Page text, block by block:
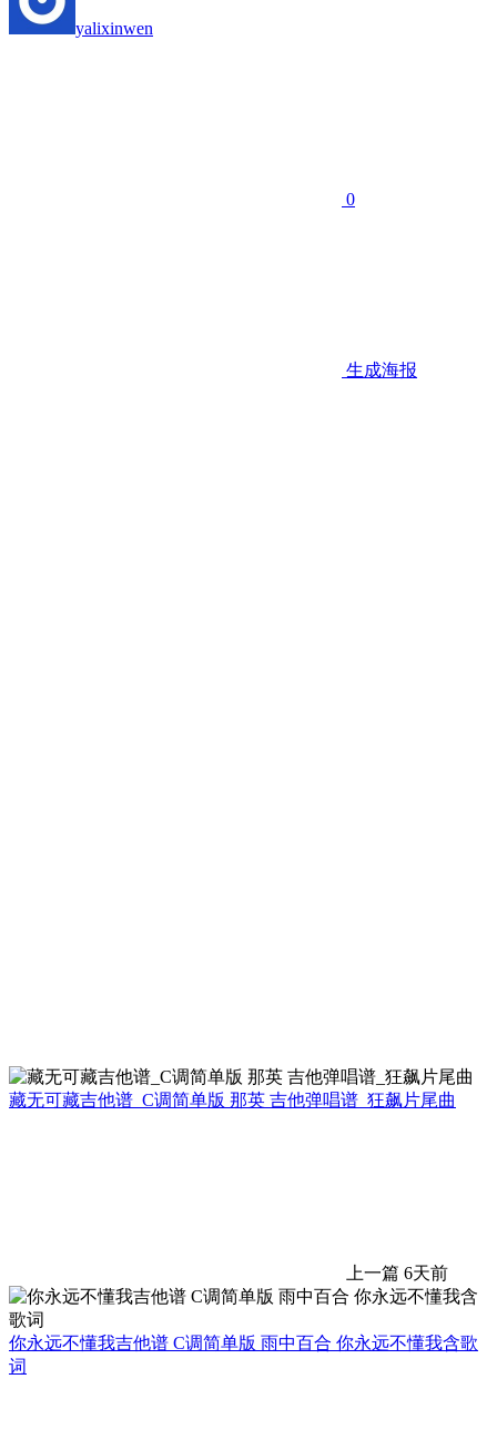
yalixinwen
0
生成海报
藏无可藏吉他谱_C调简单版 那英 吉他弹唱谱_狂飙片尾曲
上一篇 6天前
你永远不懂我吉他谱 C调简单版 雨中百合 你永远不懂我含歌
词